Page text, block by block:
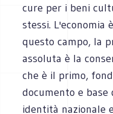
cure per i beni
stessi. L'economia
questo campo, la
assoluta è la
che è il primo,
documento e
identità nazionale